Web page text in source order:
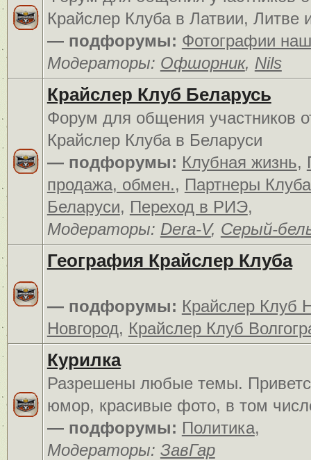
Крайслер Клуба в Латвии, Литве
— подфорумы: Фотографии
Модераторы: Офшорник, Nils
Крайслер Клуб Беларусь
Форум для общения участников
Крайслер Клуба в Беларуси
— подфорумы: Клубная жизнь,
продажа, обмен., Партнеры
Беларуси, Переход в РИЭ,
Модераторы: Dera-V, Серый-
География Крайслер Клуба
— подфорумы: Крайслер Клуб
Новгород, Крайслер Клуб
Курилка
Разрешены любые темы.
юмор, красивые фото, в том
— подфорумы: Политика,
Модераторы: ЗавГар